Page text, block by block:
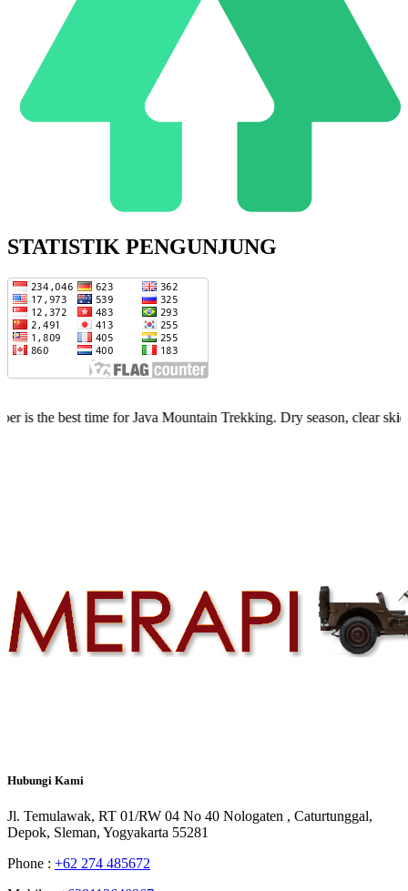
STATISTIK PENGUNJUNG
time for Java Mountain Trekking. Dry season, clear skies, limited
Hubungi Kami
Jl. Temulawak, RT 01/RW 04 No 40 Nologaten , Caturtunggal,
Depok, Sleman, Yogyakarta 55281
Phone : +62 274 485672